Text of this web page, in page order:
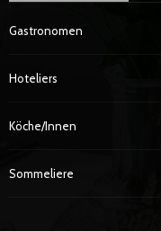
Gastronomen
Hoteliers
Köche/innen
Sommeliere